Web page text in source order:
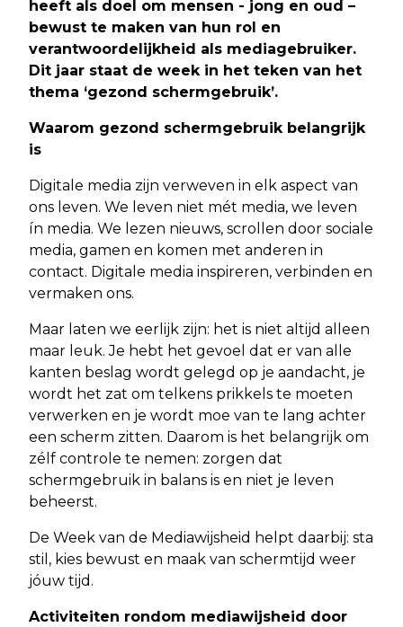
heeft als doel om mensen - jong en oud –
bewust te maken van hun rol en
verantwoordelijkheid als mediagebruiker.
Dit jaar staat de week in het teken van het
thema ‘gezond schermgebruik’.
Waarom gezond schermgebruik belangrijk
is
Digitale media zijn verweven in elk aspect van
ons leven. We leven niet mét media, we leven
ín media. We lezen nieuws, scrollen door sociale
media, gamen en komen met anderen in
contact. Digitale media inspireren, verbinden en
vermaken ons.
Maar laten we eerlijk zijn: het is niet altijd alleen
maar leuk. Je hebt het gevoel dat er van alle
kanten beslag wordt gelegd op je aandacht, je
wordt het zat om telkens prikkels te moeten
verwerken en je wordt moe van te lang achter
een scherm zitten. Daarom is het belangrijk om
zélf controle te nemen: zorgen dat
schermgebruik in balans is en niet je leven
beheerst.
De Week van de Mediawijsheid helpt daarbij: sta
stil, kies bewust en maak van schermtijd weer
jóuw tijd.
Activiteiten rondom mediawijsheid door